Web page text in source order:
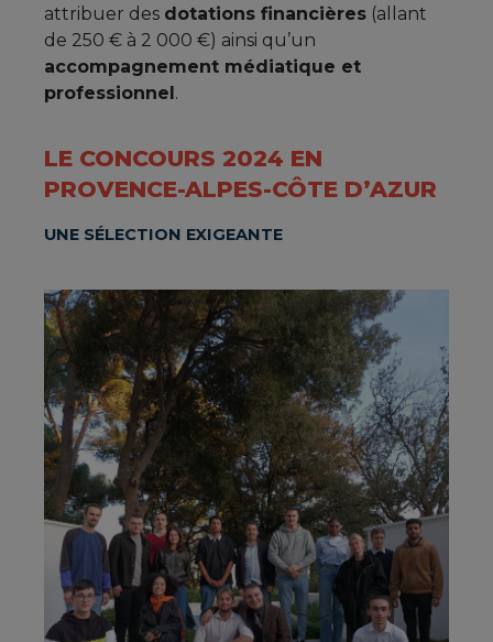
attribuer des dotations financières (allant
de 250 € à 2 000 €) ainsi qu’un
accompagnement médiatique et
professionnel .
LE CONCOURS 2024 EN
PROVENCE-ALPES-CÔTE D’AZUR
UNE SÉLECTION EXIGEANTE